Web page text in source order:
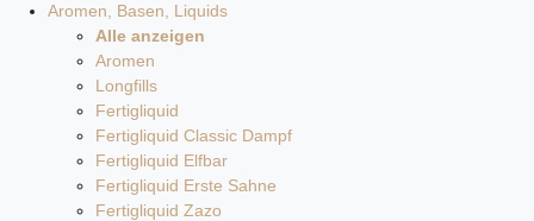
Aromen, Basen, Liquids
Alle anzeigen
Aromen
Longfills
Fertigliquid
Fertigliquid Classic Dampf
Fertigliquid Elfbar
Fertigliquid Erste Sahne
Fertigliquid Zazo